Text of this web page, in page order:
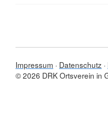
Impressum Datenschutz
© 2026 DRK Ortsverein in